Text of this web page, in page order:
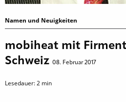
Namen und Neuigkeiten
mobiheat mit
Schweiz 08. Februar 2017
Lesedauer:2 min